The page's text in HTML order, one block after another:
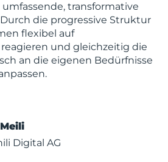
transformative
die progressive Struktur
flexibel auf
und gleichzeitig die
an die eigenen Bedürfnisse
Digital AG